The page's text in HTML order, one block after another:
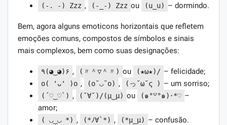
(-. -) Zzz , (-_-) Zzz ou (u_u) – dormindo.
Bem, agora alguns emoticons horizontais que refletem
emoções comuns, compostos de símbolos e sinais
mais complexos, bem como suas designações:
٩(◕‿◕)۶ , (〃＾▽＾〃) ou (★ω★)/ – felicidade;
o( ❛ᴗ❛ )o , (o˘◡˘o) , (っ˘ω˘ς ) – um sorriso;
(´♡‿♡`) , (˘∀˘)/(μ‿μ) ou (๑°꒵°๑)･*♡ –
amor;
( ◡‿◡ *) , (*ﾉ∀`*) , (*μ_μ) – confusão.